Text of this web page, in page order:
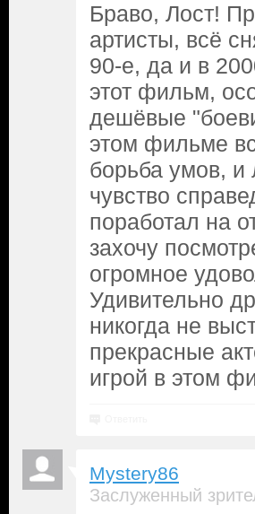
Браво, Лост!
артисты, всё
90-е, да и в
этот фильм,
дешёвые
этом фильме
борьба умов,
чувство
поработал на
захочу
огромное
Удивительно
никогда не
прекрасные
игрой в этом
Mystery86
Заслуженный